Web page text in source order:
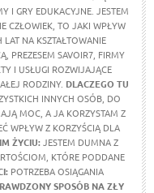
I GRY EDUKACYJNE. JESTEM
CZŁOWIEK, TO JAKI WPŁYW
NA KSZTAŁTOWANIE
PREZESEM SAVOIR7, FIRMY
I USŁUGI ROZWIJAJĄCE
RODZINY. DLACZEGO TU
INNYCH OSÓB, DO
MOC, A JA KORZYSTAM Z
WPŁYW Z KORZYŚCIĄ DLA
ŻYCIU:JESTEM DUMNA Z
KTÓRE PODDANE
POTRZEBA OSIĄGANIA
SPOSÓB NA ZŁY